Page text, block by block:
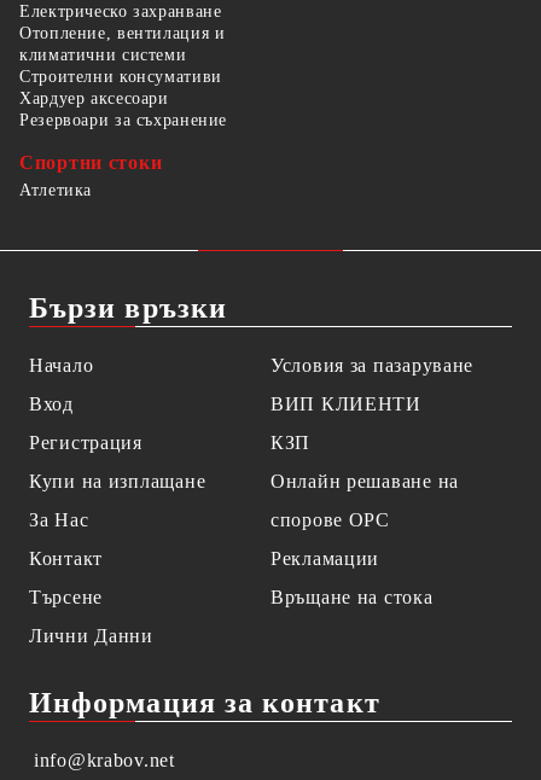
Електрическо захранване
Отопление, вентилация и
климатични системи
Строителни консумативи
Хардуер аксесоари
Резервоари за съхранение
Спортни стоки
Атлетика
Бързи връзки
Начало
Вход
Регистрация
Купи на изплащане
За Нас
Контакт
Търсене
Лични Данни
Условия за пазаруване
ВИП КЛИЕНТИ
КЗП
Онлайн решаване на
спорове OPC
Рекламации
Връщане на стока
Информация за контакт
info@krabov.net